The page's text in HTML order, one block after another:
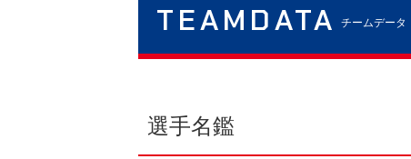
TEAMDATA チームデータ
選手名鑑